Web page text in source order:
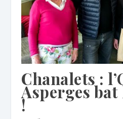
Chanalets :
Asperges
!